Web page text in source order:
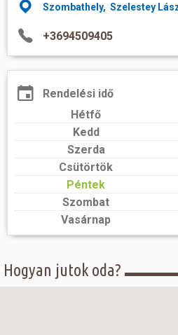
Szombathely, Szelestey
+3694509405
Rendelési idő
Hétfő
Kedd
Szerda
Csütörtök
Péntek
Szombat
Vasárnap
Hogyan jutok oda?